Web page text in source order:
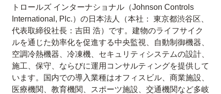
トロールズ インターナショナル（Johnson Controls
International, Plc.）の日本法人（本社： 東京都渋谷区、
代表取締役社長：吉田 浩）です。建物のライフサイク
ルを通じた効率化を促進する中央監視、自動制御機器、
空調冷熱機器、冷凍機、セキュリティシステムの設計、
施工、保守、ならびに運用コンサルティングを提供して
います。国内での導入業種はオフィスビル、商業施設、
医療機関、教育機関、スポーツ施設、交通機関など多岐